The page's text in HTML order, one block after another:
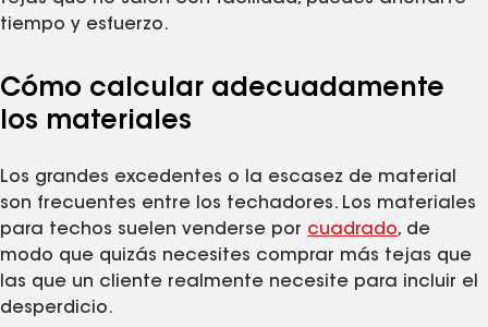
tiempo y esfuerzo.
Cómo calcular adecuadamente
los materiales
Los grandes excedentes o la escasez de material
son frecuentes entre los techadores. Los materiales
para techos suelen venderse por cuadrado, de
modo que quizás necesites comprar más tejas que
las que un cliente realmente necesite para incluir el
desperdicio.